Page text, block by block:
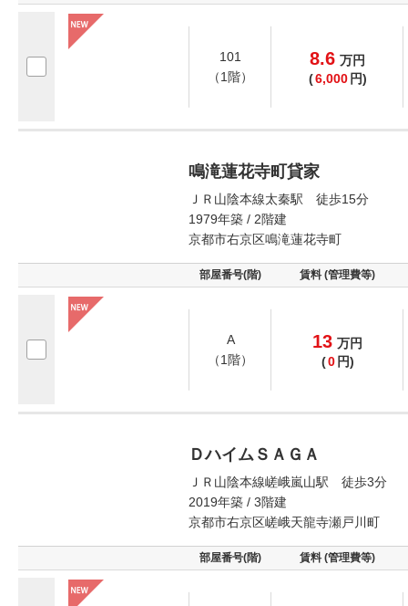
101
（1階）
8.6 万円
(6,000 円)
鳴滝蓮花寺町貸家
ＪＲ山陰本線太秦駅 徒歩15分
1979年築 / 2階建
京都市右京区鳴滝蓮花寺町
部屋番号(階) 賃料 (管理費等)
A
（1階）
13 万円
(0 円)
ＤハイムＳＡＧＡ
ＪＲ山陰本線嵯峨嵐山駅 徒歩3分
2019年築 / 3階建
京都市右京区嵯峨天龍寺瀬戸川町
部屋番号(階) 賃料 (管理費等)